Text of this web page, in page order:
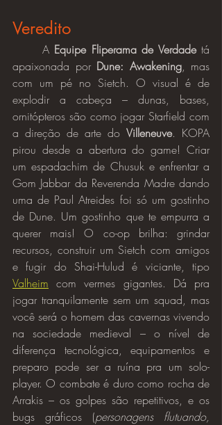
Veredito
	A
Equipe Fliperama de Verdade tá
apaixonada por Dune: Awakening, mas
com um pé no Sietch. O visual é de
explodir a cabeça – dunas, bases,
ornitópteros são como jogar Starfield com
a direção de arte do Villeneuve. KOPA
pirou desde a abertura do game! Criar
um espadachim de Chusuk e enfrentar a
Gom Jabbar da Reverenda Madre dando
uma de Paul Atreides foi só um gostinho
de Dune. Um gostinho que te empurra a
querer mais! O co-op brilha: grindar
recursos, construir um Sietch com amigos
Valheim com vermes gigantes. Dá pra
jogar tranquilamente sem um squad, mas
você será o homem das cavernas vivendo
na sociedade medieval – o nível de
diferença tecnológica, equipamentos e
preparo pode ser a ruína pra um solo-
player. O combate é duro como rocha de
Arrakis – os golpes são repetitivos, e os
bugs gráficos (personagens flutuando,